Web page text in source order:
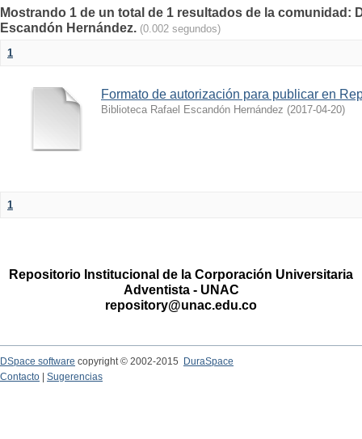
Mostrando 1 de un total de 1 resultados de la comunidad:
Escandón Hernández. (0.002 segundos)
1
Formato de autorización para publicar en
Biblioteca Rafael Escandón Hernández (2017-04-20)
1
Repositorio Institucional de la Corporación Universitaria
Adventista - UNAC
repository@unac.edu.co
DSpace software copyright © 2002-2015
DuraSpace
Contacto
Sugerencias